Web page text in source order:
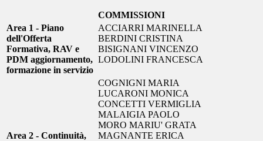
COMMISSIONI
Area 1 - Piano
dell'Offerta
Formativa, RAV e
PDM aggiornamento,
formazione in servizio
ACCIARRI MARINELLA
BERDINI CRISTINA
BISIGNANI VINCENZO
LODOLINI FRANCESCA
Area 2 - Continuità,
COGNIGNI MARIA
LUCARONI MONICA
CONCETTI VERMIGLIA
MALAIGIA PAOLO
MORO MARIU' GRATA
MAGNANTE ERICA